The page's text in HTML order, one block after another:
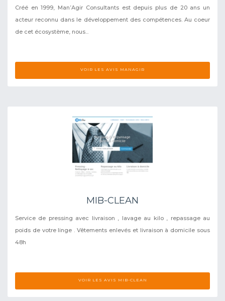
Créé en 1999, Man’Agir Consultants est depuis plus de 20 ans un
acteur reconnu dans le développement des compétences. Au coeur
de cet écosystème, nous...
VOIR LES AVIS MANAGIR
MIB-CLEAN
Service de pressing avec livraison , lavage au kilo , repassage au
poids de votre linge . Vêtements enlevés et livraison à domicile sous
48h
VOIR LES AVIS MIB-CLEAN